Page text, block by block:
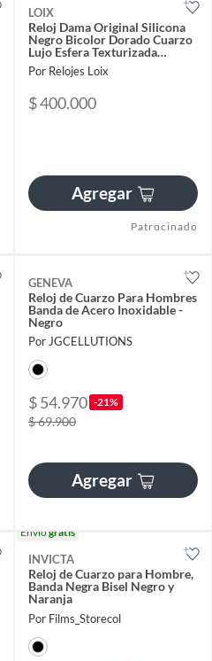
LOIX
Reloj Dama Original Silicona
Negro Bicolor Dorado Cuarzo
Lujo Esfera Texturizada
Calendario L1103-9
Por Relojes Loix
$ 400.000
Agregar
Patrocinado
GENEVA
Reloj de Cuarzo Para Hombres
Banda de Acero Inoxidable -
Negro
Por JGCELLUTIONS
$ 54.970 -21%
$ 69.900
Agregar
Envíogratis
INVICTA
Reloj de Cuarzo para Hombre,
Banda Negra Bisel Negro y
Naranja
Por Films_Storecol